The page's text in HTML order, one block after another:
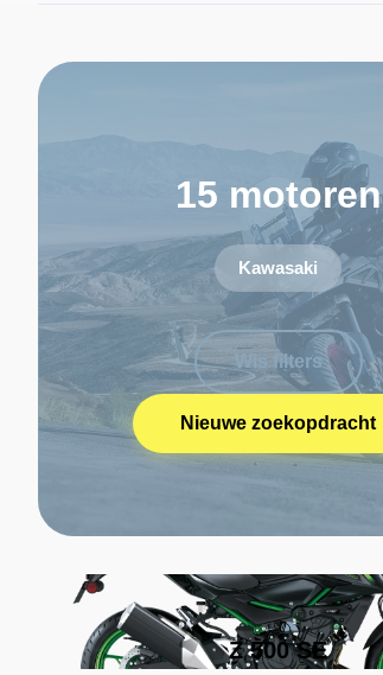
15 motoren
Kawasaki
Wis filters
Nieuwe zoekopdracht
Z 500 SE